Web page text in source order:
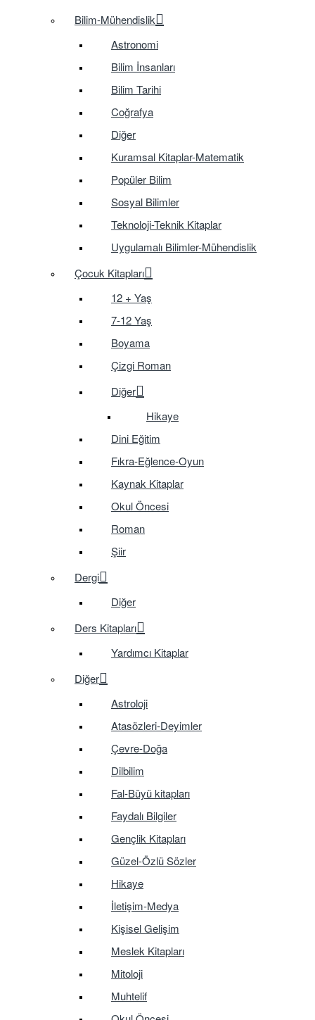
Bilim-Mühendislik
Astronomi
Bilim İnsanları
Bilim Tarihi
Coğrafya
Diğer
Kuramsal Kitaplar-Matematik
Popüler Bilim
Sosyal Bilimler
Teknoloji-Teknik Kitaplar
Uygulamalı Bilimler-Mühendislik
Çocuk Kitapları
12 + Yaş
7-12 Yaş
Boyama
Çizgi Roman
Diğer
Hikaye
Dini Eğitim
Fıkra-Eğlence-Oyun
Kaynak Kitaplar
Okul Öncesi
Roman
Şiir
Dergi
Diğer
Ders Kitapları
Yardımcı Kitaplar
Diğer
Astroloji
Atasözleri-Deyimler
Çevre-Doğa
Dilbilim
Fal-Büyü kitapları
Faydalı Bilgiler
Gençlik Kitapları
Güzel-Özlü Sözler
Hikaye
İletişim-Medya
Kişisel Gelişim
Meslek Kitapları
Mitoloji
Muhtelif